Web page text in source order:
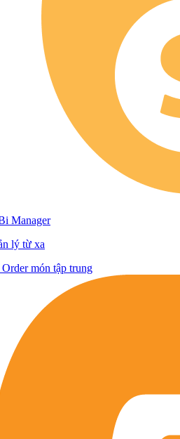
Manager
lý từ xa
món tập trung